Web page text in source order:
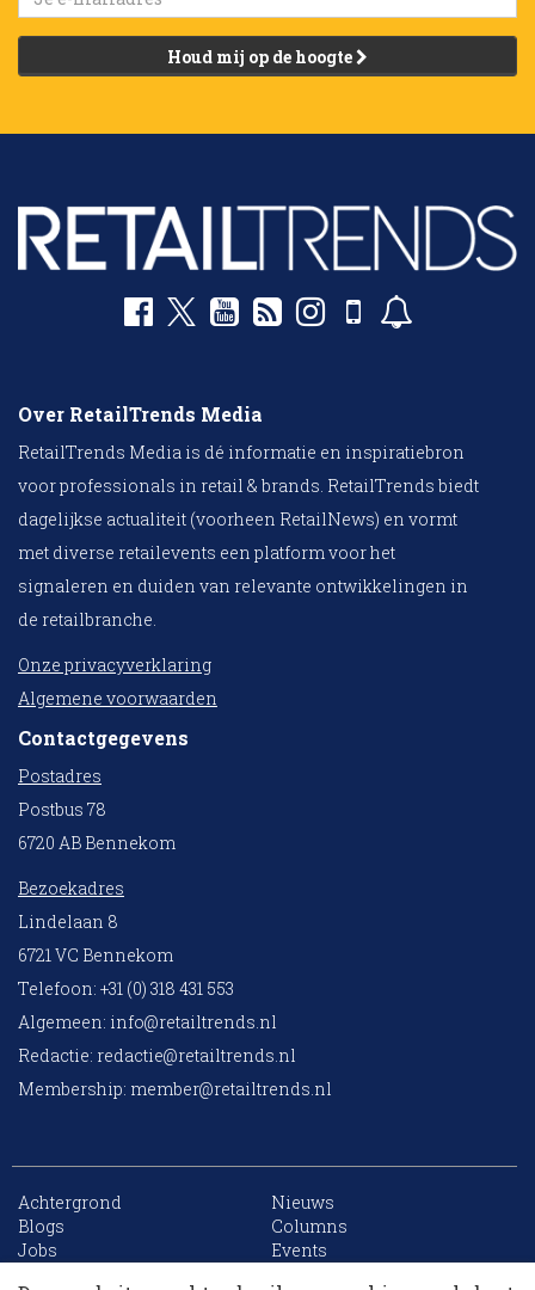
Houd mij op de hoogte
Over RetailTrends Media
RetailTrends Media is dé informatie en inspiratiebron
voor professionals in retail & brands. RetailTrends biedt
dagelijkse actualiteit (voorheen RetailNews) en vormt
met diverse retailevents een platform voor het
signaleren en duiden van relevante ontwikkelingen in
de retailbranche.
Onze privacyverklaring
Algemene voorwaarden
Contactgegevens
Postadres
Postbus 78
6720 AB Bennekom
Bezoekadres
Lindelaan 8
6721 VC Bennekom
Telefoon: +31 (0) 318 431 553
Algemeen: info@retailtrends.nl
Redactie: redactie@retailtrends.nl
Membership: member@retailtrends.nl
Achtergrond
Nieuws
Blogs
Columns
Jobs
Events
10 collega’s